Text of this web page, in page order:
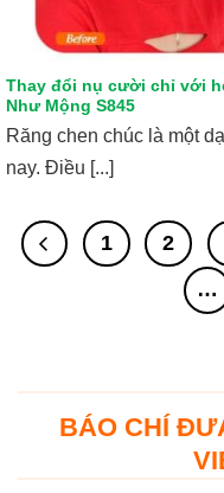
Thay đổi nụ cười chỉ với
Như Mộng S845
Răng chen chúc là một
nay. Điều [...]
1 2
…
BÁO CHÍ